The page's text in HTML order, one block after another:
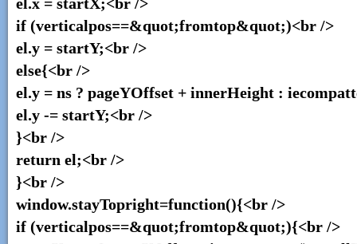
if (verticalpos==&quot;fromtop&quot;)<br />
el.y = startY;<br />
else{<br />
el.y = ns ? pageYOffset + innerHeight :
el.y -= startY;<br />
}<br />
return el;<br />
}<br />
window.stayTopright=function(){<br />
if (verticalpos==&quot;fromtop&quot;){<br />